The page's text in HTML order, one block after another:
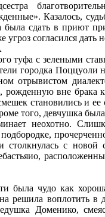
Казалось,
была сдать в приют
угроз согласился
туфа с зелеными
городка Поццуоли
отрывистом
рожденную вне брака
становились и ее
того, девчушка
неохотно.
с новой
чудо как
решила воплотить
Доменико,